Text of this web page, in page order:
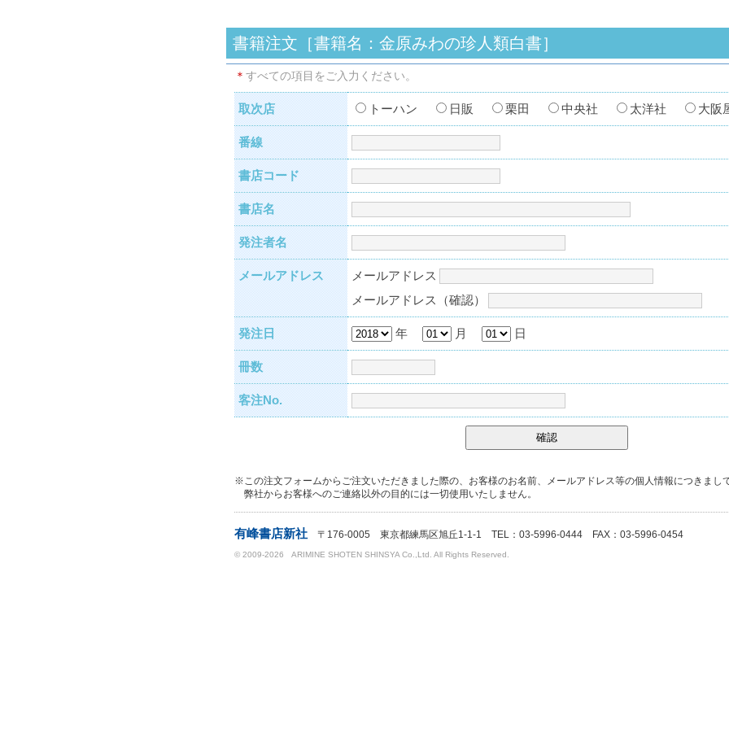
書籍注文［書籍名：金原みわの珍人類白書］
＊ すべての項目をご入力ください。
取次店 トーハン 日販 栗田 中央社 太洋社 大
番線
書店コード
書店名
発注者名
メールアドレス
メールアドレス
メールアドレス（確認）
発注日 年 月 日
冊数
客注No.
確認
※この注文フォームからご注文いただきました際の、お客様のお名前、メールアドレス等の個人情報につきまし
弊社からお客様へのご連絡以外の目的には一切使用いたしません。
有峰書店新社〒176-0005 東京都練馬区旭丘1-1-1 TEL：03-5996-0444 FAX：03-5996-0454
© 2009-2026 ARIMINE SHOTEN SHINSYA Co.,Ltd. All Rights Reserved.